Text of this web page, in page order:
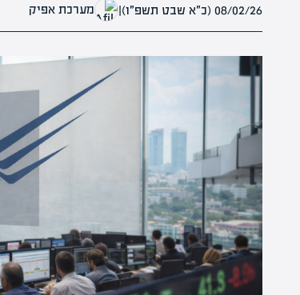
08/02/26 (כ״א שבט תשפ״ו) | מערכת אפיק